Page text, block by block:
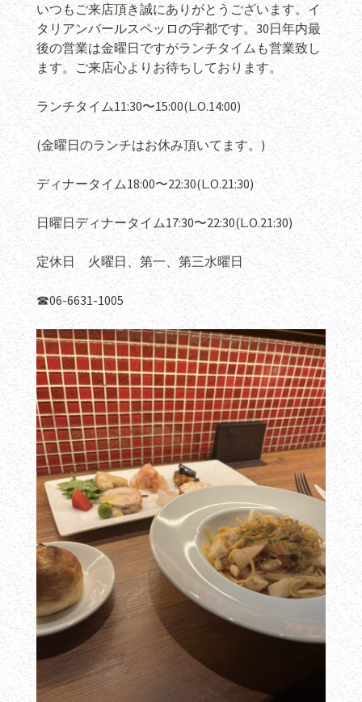
いつもご来店頂き誠にありがとうございます。イ
タリアンバールスペッロの宇都です。30日年内最
後の営業は金曜日ですがランチタイムも営業致し
ます。ご来店心よりお待ちしております。
ランチタイム11:30〜15:00(L.O.14:00)
(金曜日のランチはお休み頂いてます。)
ディナータイム18:00〜22:30(L.O.21:30)
日曜日ディナータイム17:30〜22:30(L.O.21:30)
定休日 火曜日、第一、第三水曜日
☎︎06-6631-1005